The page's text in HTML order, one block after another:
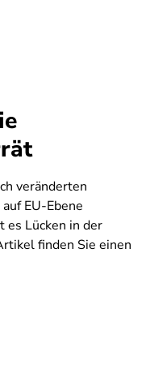
veränderten
EU-Ebene
Lücken in der
finden Sie einen